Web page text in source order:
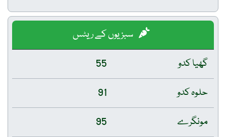
سبزیوں کے ریٹس
گھیا کدو
55
حلوہ کدو
91
مونگرے
95